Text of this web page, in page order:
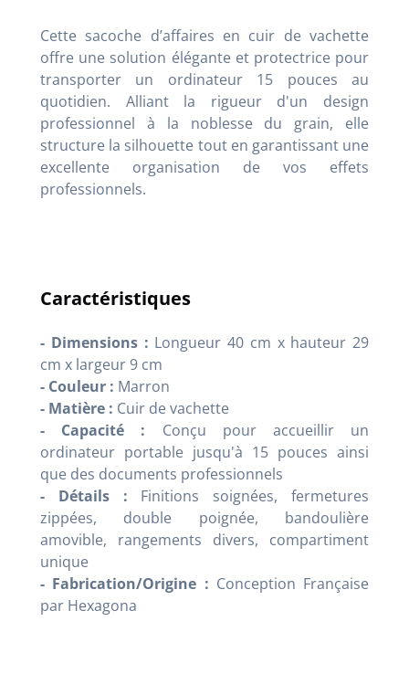
Cette sacoche d’affaires en cuir de vachette
offre une solution élégante et protectrice pour
transporter un ordinateur 15 pouces au
quotidien. Alliant la rigueur d'un design
professionnel à la noblesse du grain, elle
structure la silhouette tout en garantissant une
excellente organisation de vos effets
professionnels.
Caractéristiques
- Dimensions : Longueur 40 cm x hauteur 29
cm x largeur 9 cm
- Couleur : Marron
- Matière : Cuir de vachette
- Capacité : Conçu pour accueillir un
ordinateur portable jusqu'à 15 pouces ainsi
que des documents professionnels
- Détails : Finitions soignées, fermetures
zippées, double poignée, bandoulière
amovible, rangements divers, compartiment
unique
- Fabrication/Origine : Conception Française
par Hexagona